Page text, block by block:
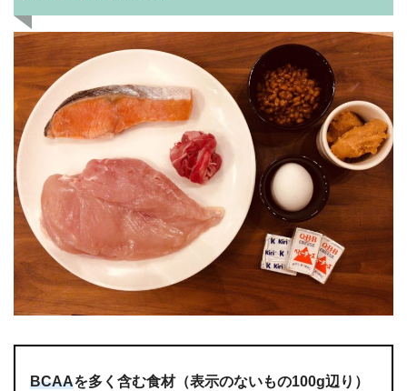
BCAAを多く含む食材（表示のないもの100g辺り ）